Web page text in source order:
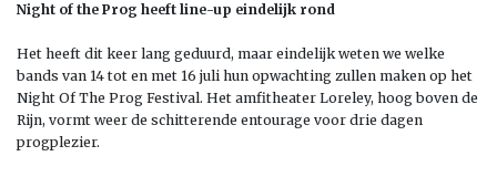
Night of the Prog heeft line-up eindelijk rond
Het heeft dit keer lang geduurd, maar eindelijk weten we welke
bands van 14 tot en met 16 juli hun opwachting zullen maken op het
Night Of The Prog Festival. Het amfitheater Loreley, hoog boven de
Rijn, vormt weer de schitterende entourage voor drie dagen
progplezier.